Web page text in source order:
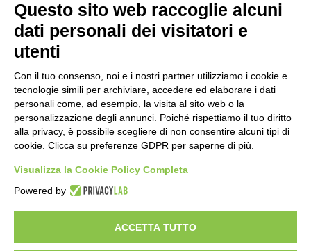
“La Calabria ti fa compagnia”
1 giorno fa
AIFA: Rapporto OsMed 2025 sull’uso dei
farmaci in Italia
2 giorni fa
Turismo in Calabria: 47 milioni di
investimenti hanno generato un
impatto di 5,8 miliardi in tre anni
Emergenza Caldo: parte il piano
“Reggio fresca e solidale”
2 giorni fa
Questo sito web raccoglie alcuni
dati personali dei visitatori e
utenti
Con il tuo consenso, noi e i nostri partner utilizziamo i cookie e
tecnologie simili per archiviare, accedere ed elaborare i dati
personali come, ad esempio, la visita al sito web o la
personalizzazione degli annunci. Poiché rispettiamo il tuo diritto
alla privacy, è possibile scegliere di non consentire alcuni tipi di
cookie. Clicca su preferenze GDPR per saperne di più.
Visualizza la Cookie Policy Completa
Powered by
ACCETTA TUTTO